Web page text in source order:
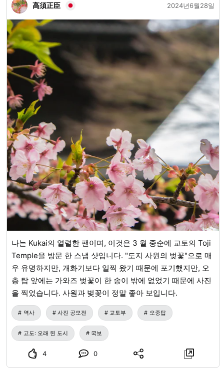
高須正臣 2024년6월28일
나는 Kukai의 열렬한 팬이며, 이것은 3 월 중순에 교토의 Toji
Temple을 방문 한 스냅 샷입니다. "도지 사원의 벚꽃"으로 매
우 유명하지만, 개화기보다 일찍 왔기 때문에 포기했지만, 오
층 탑 앞에는 가와즈 벚꽃이 한 송이 밖에 없었기 때문에 사진
을 찍었습니다. 사원과 벚꽃이 정말 좋아 보입니다.
역사 사진 공모전 교토부 오중탑
고도: 오래 된 도시 국보
4 0